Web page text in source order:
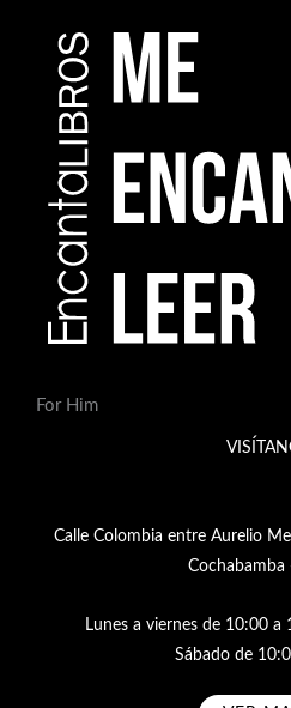
For Him
Calle Colombia entre Aurelio
Cochabamba
Lunes a viernes de 10:00
Sábado de